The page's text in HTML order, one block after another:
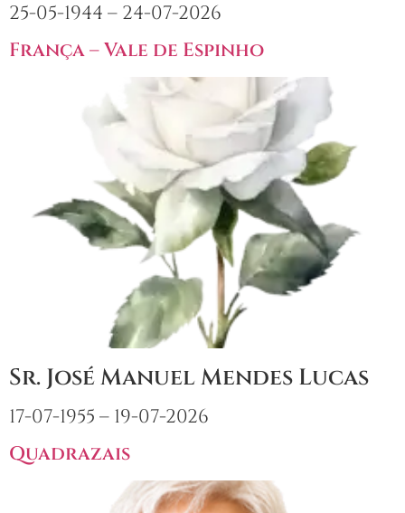
25-05-1944 – 24-07-2026
França – Vale de Espinho
Sr. José Manuel Mendes Lucas
17-07-1955 – 19-07-2026
Quadrazais